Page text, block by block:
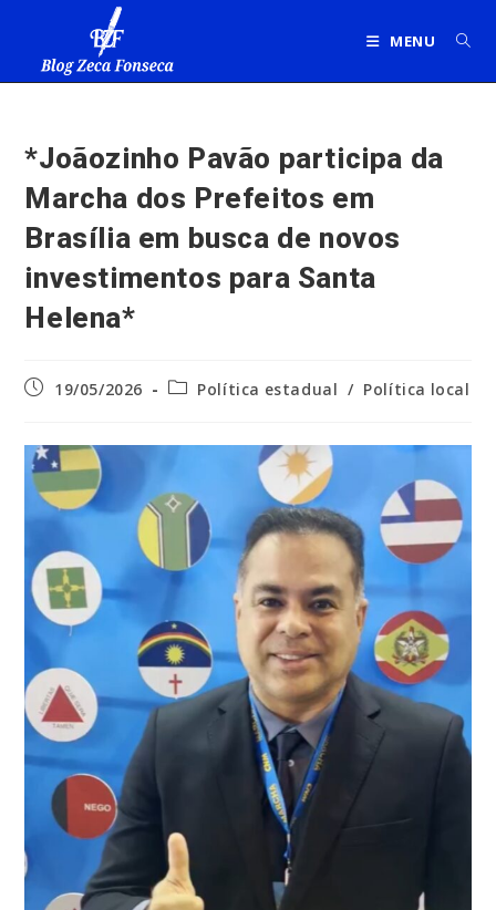
MENU
*Joãozinho Pavão participa da
Marcha dos Prefeitos em
Brasília em busca de novos
investimentos para Santa
Helena*
Post19/05/2026
Categoria
Política estadual / Política local